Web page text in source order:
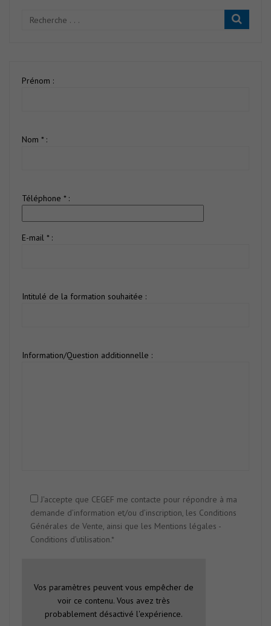
Prénom :
Nom * :
Téléphone * :
E-mail * :
Intitulé de la formation souhaitée :
Information/Question additionnelle :
J'accepte que CEGEF me contacte pour répondre à ma
demande d’information et/ou d’inscription, les Conditions
Générales de Vente, ainsi que les Mentions légales -
Conditions d’utilisation.*
Vos paramètres peuvent vous empêcher de
voir ce contenu. Vous avez très
probablement désactivé l'expérience.